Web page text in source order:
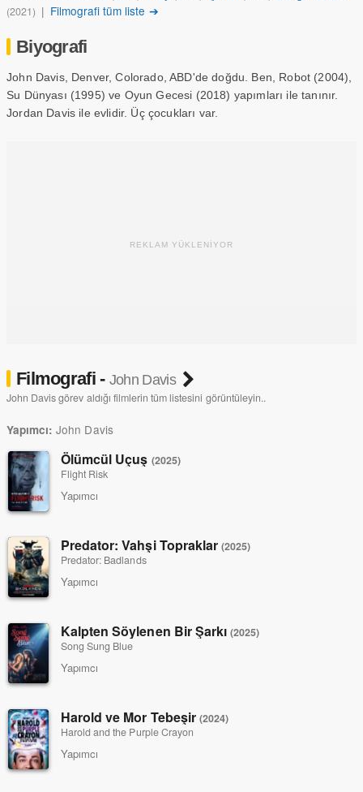
(2021) | Filmografi tüm liste ➔
Biyografi
John Davis, Denver, Colorado, ABD'de doğdu. Ben, Robot (2004),
Su Dünyası (1995) ve Oyun Gecesi (2018) yapımları ile tanınır.
Jordan Davis ile evlidir. Üç çocukları var.
REKLAM YÜKLENİYOR
Filmografi - John Davis
John Davis görev aldığı filmlerin tüm listesini görüntüleyin..
Yapımcı: John Davis
Ölümcül Uçuş (2025)
Flight Risk
Yapımcı
Predator: Vahşi Topraklar (2025)
Predator: Badlands
Yapımcı
Kalpten Söylenen Bir Şarkı(2025)
Song Sung Blue
Yapımcı
Harold ve Mor Tebeşir (2024)
Harold and the Purple Crayon
Yapımcı